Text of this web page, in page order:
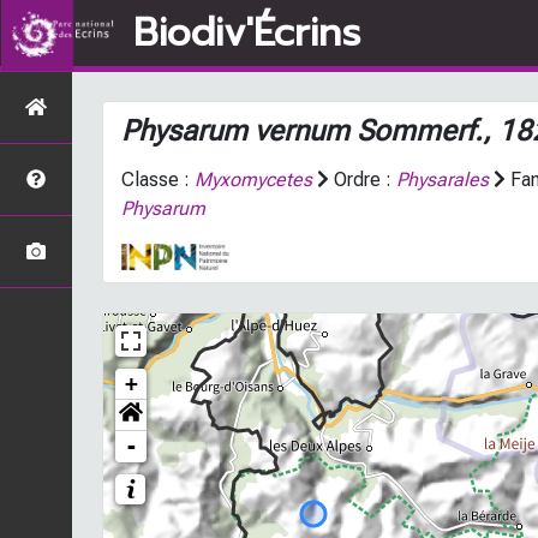
Biodiv'Écrins
Physarum vernumSommerf.,
Classe : Myxomycetes Ordre : Physarales
Physarum
+
-